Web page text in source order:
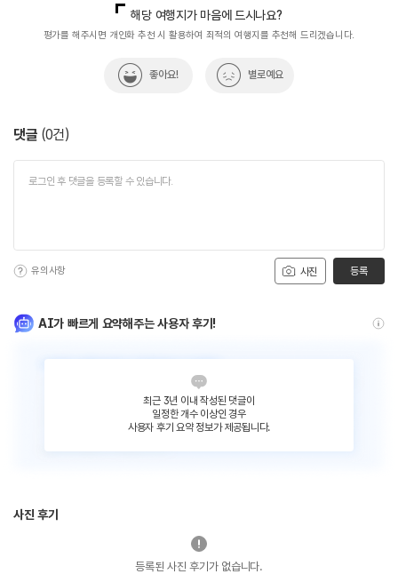
해당 여행지가 마음에 드시나요?
평가를 해주시면 개인화 추천 시 활용하여 최적의 여행지를 추천해 드리겠습니다.
좋아요! 별로예요
댓글 (0건)
사진
유의사항 등록
AI가 빠르게 요약해주는 사용자 후기!
최근 3년 이내 작성된 댓글이
일정한 개수 이상인 경우
사용자 후기 요약 정보가 제공됩니다.
사진 후기
등록된 사진 후기가 없습니다.